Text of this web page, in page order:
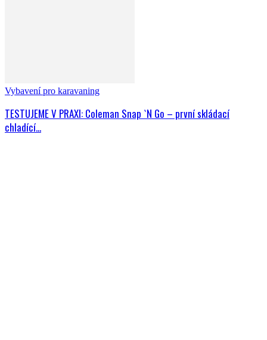
Vybavení pro karavaning
TESTUJEME V PRAXI: Coleman Snap `N Go – první skládací
chladící...